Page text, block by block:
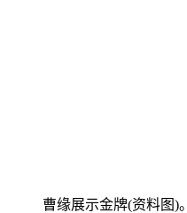
曹缘展示金牌(资料图)。